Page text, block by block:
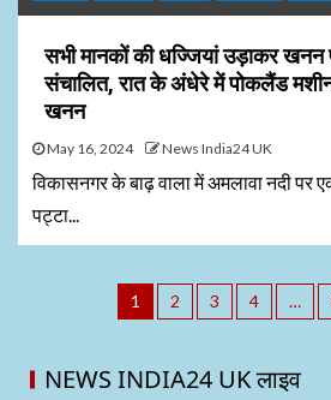
सभी मानकों की धज्जियां उड़ाकर खनन
संचालित, रात के अंधेरे में पोकलैंड
खनन
May 16, 2024 News India24 UK
विकासनगर के बाढ़ वाला में अमलावा नदी पर
पट्टा...
1 2 3 4 …
NEWS INDIA24 UK लाइव